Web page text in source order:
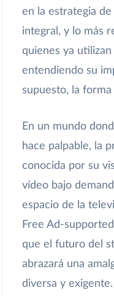
en la estrategia
integral, y lo más
quienes ya
entendiendo su
supuesto, la
En un mundo
hace palpable, la
conocida por su
vídeo bajo
espacio de la
Free Ad-
que el futuro del
abrazará una
diversa y